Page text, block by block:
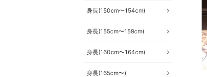
身長(150cm〜154cm)
身長(155cm〜159cm)
身長(160cm〜164cm)
身長(165cm〜)